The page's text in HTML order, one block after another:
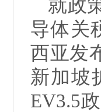
就政
导体关
西亚发
新加坡
EV3.5